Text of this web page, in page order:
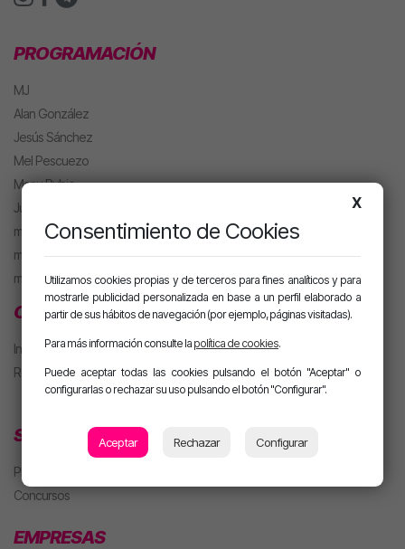
PROGRAMACIÓN
MJ
Alan González
Jesús Sánchez
Mel Pescuezo
Manu Rubio
Juanma Arriaza
motiva HOT
motiva PARTY con Alan
m. PARTY Extended
CLUB MOTIVA
Iniciar sesión
Regístrate
SECCIONES
Playlist
Concursos
EMPRESAS
X
Consentimiento de Cookies
Utilizamos cookies propias y de terceros para fines analíticos y para
mostrarle publicidad personalizada en base a un perfil elaborado a
partir de sus hábitos de navegación (por ejemplo, páginas visitadas).
Para más información consulte la política de cookies.
Puede aceptar todas las cookies pulsando el botón "Aceptar" o
configurarlas o rechazar su uso pulsando el botón "Configurar".
Aceptar Rechazar Configurar